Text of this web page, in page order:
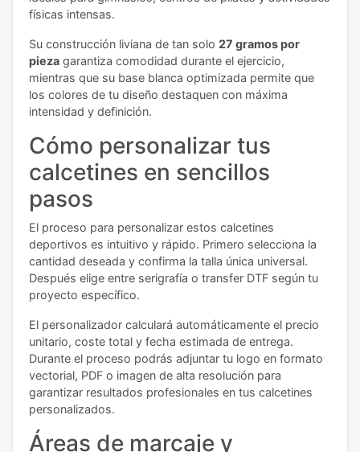
físicas intensas.
Su construcción liviana de tan solo 27 gramos por
pieza garantiza comodidad durante el ejercicio,
mientras que su base blanca optimizada permite que
los colores de tu diseño destaquen con máxima
intensidad y definición.
Cómo personalizar tus
calcetines en sencillos
pasos
El proceso para personalizar estos calcetines
deportivos es intuitivo y rápido. Primero selecciona la
cantidad deseada y confirma la talla única universal.
Después elige entre serigrafía o transfer DTF según tu
proyecto específico.
El personalizador calculará automáticamente el precio
unitario, coste total y fecha estimada de entrega.
Durante el proceso podrás adjuntar tu logo en formato
vectorial, PDF o imagen de alta resolución para
garantizar resultados profesionales en tus calcetines
personalizados.
Áreas de marcaje y